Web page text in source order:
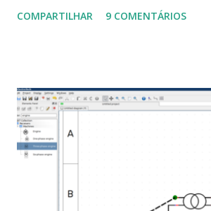
a Associação Brasileira de Normas
que contém essas fontes. Ao instalar o
terminal e execute o comando: $ sudo
mscorefonts-installer Leia os termos de
clicando em “Ok” Agora aceite os
em “Sim” Pronto agora abra o
fontes Times New Roman, Arial estão
COMPARTILHAR 9 COMENTÁRIOS